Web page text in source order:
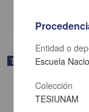
Trabajo de grado
Entidad o
Escuela
Colección
TESIUNAM